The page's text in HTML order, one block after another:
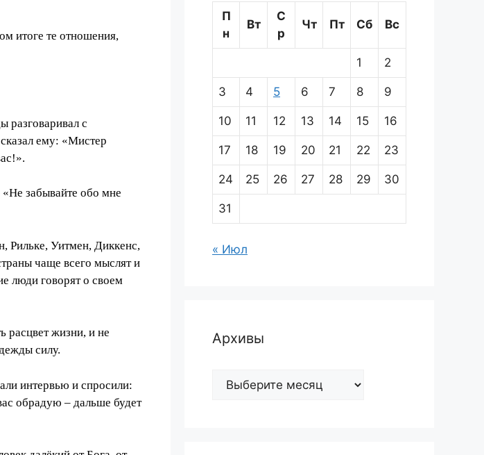
итоге те отношения,
разговаривал с
ему: «Мистер
забывайте обо мне
Рильке, Уитмен, Диккенс,
чаще всего мыслят и
люди говорят о своем
расцвет жизни, и не
силу.
интервью и спросили:
обрадую – дальше будет
П
н
Вт
С
р
Чт Пт Сб Вс
1 2
3 4 5 6 7 8 9
10 11 12 13 14 15 16
17 18 19 20 21 22 23
24 25 26 27 28 29 30
31
« Июл
Архивы
Архивы